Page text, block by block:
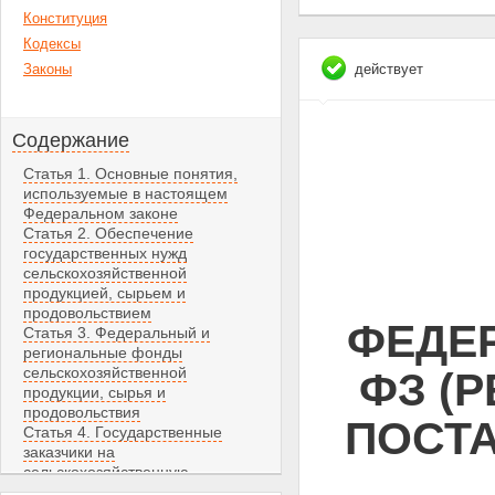
Конституция
Кодексы
Законы
Содержание
Статья 1. Основные понятия,
используемые в настоящем
Федеральном законе
Статья 2. Обеспечение
государственных нужд
сельскохозяйственной
продукцией, сырьем и
продовольствием
Статья 3. Федеральный и
региональные фонды
сельскохозяйственной
продукции, сырья и
продовольствия
Статья 4. Государственные
заказчики на
сельскохозяйственную
действует
ФЗ